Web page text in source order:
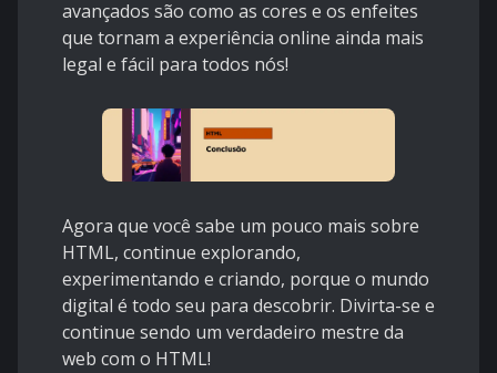
avançados são como as cores e os enfeites
que tornam a experiência online ainda mais
legal e fácil para todos nós!
Agora que você sabe um pouco mais sobre
HTML, continue explorando,
experimentando e criando, porque o mundo
digital é todo seu para descobrir. Divirta-se e
continue sendo um verdadeiro mestre da
web com o HTML!